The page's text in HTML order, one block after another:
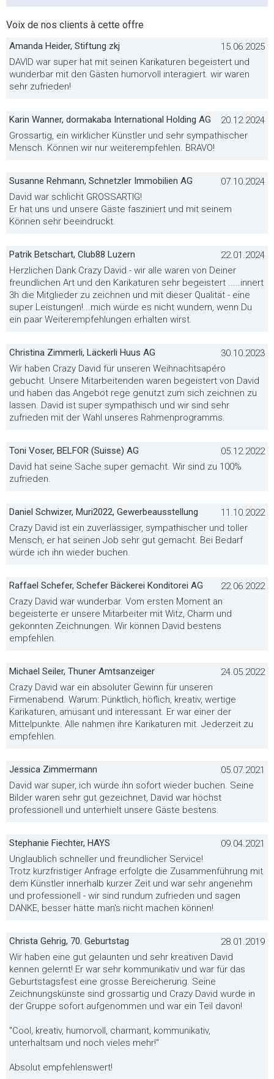
Voix de nos clients à cette offre
Amanda Heider, Stiftung zkj
15.06.2025
DAVID war super hat mit seinen Karikaturen begeistert und
wunderbar mit den Gästen humorvoll interagiert. wir waren
sehr zufrieden!
Karin Wanner, dormakaba International Holding AG
20.12.2024
Grossartig, ein wirklicher Künstler und sehr sympathischer
Mensch. Können wir nur weiterempfehlen. BRAVO!
Susanne Rehmann, Schnetzler Immobilien AG
07.10.2024
David war schlicht GROSSARTIG!
Er hat uns und unsere Gäste fasziniert und mit seinem
Können sehr beeindruckt.
Patrik Betschart, Club88 Luzern
22.01.2024
Herzlichen Dank Crazy David - wir alle waren von Deiner
freundlichen Art und den Karikaturen sehr begeistert .....innert
3h die Mitglieder zu zeichnen und mit dieser Qualität - eine
super Leistungen!...mich würde es nicht wundern, wenn Du
ein paar Weiterempfehlungen erhalten wirst.
Christina Zimmerli, Läckerli Huus AG
30.10.2023
Wir haben Crazy David für unseren Weihnachtsapéro
gebucht. Unsere Mitarbeitenden waren begeistert von David
und haben das Angebot rege genutzt zum sich zeichnen zu
lassen. David ist super sympathisch und wir sind sehr
zufrieden mit der Wahl unseres Rahmenprogramms.
Toni Voser, BELFOR (Suisse) AG
05.12.2022
David hat seine Sache super gemacht. Wir sind zu 100%
zufrieden.
Daniel Schwizer, Muri2022, Gewerbeausstellung
11.10.2022
Crazy David ist ein zuverlässiger, sympathischer und toller
Mensch, er hat seinen Job sehr gut gemacht. Bei Bedarf
würde ich ihn wieder buchen.
Raffael Schefer, Schefer Bäckerei Konditorei AG
22.06.2022
Crazy David war wunderbar. Vom ersten Moment an
begeisterte er unsere Mitarbeiter mit Witz, Charm und
gekonnten Zeichnungen. Wir können David bestens
empfehlen.
Michael Seiler, Thuner Amtsanzeiger
24.05.2022
Crazy David war ein absoluter Gewinn für unseren
Firmenabend. Warum: Pünktlich, höflich, kreativ, wertige
Karikaturen, amüsant und interessant. Er war einer der
Mittelpunkte. Alle nahmen ihre Karikaturen mit. Jederzeit zu
empfehlen.
Jessica Zimmermann
05.07.2021
David war super, ich würde ihn sofort wieder buchen. Seine
Bilder waren sehr gut gezeichnet, David war höchst
professionell und unterhielt unsere Gäste bestens.
Stephanie Fiechter, HAYS
09.04.2021
Unglaublich schneller und freundlicher Service!
Trotz kurzfristiger Anfrage erfolgte die Zusammenführung mit
dem Künstler innerhalb kurzer Zeit und war sehr angenehm
und professionell - wir sind rundum zufrieden und sagen
DANKE, besser hätte man's nicht machen können!
Christa Gehrig, 70. Geburtstag
28.01.2019
Wir haben eine gut gelaunten und sehr kreativen David
kennen gelernt! Er war sehr kommunikativ und war für das
Geburtstagsfest eine grosse Bereicherung. Seine
Zeichnungskünste sind grossartig und Crazy David wurde in
der Gruppe sofort aufgenommen und war ein Teil davon!
"Cool, kreativ, humorvoll, charmant, kommunikativ,
unterhaltsam und noch vieles mehr!"
Absolut empfehlenswert!